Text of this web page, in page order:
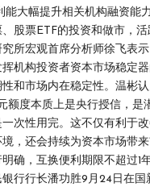
能大幅提升相关机构融资能
、股票ETF的投资和做市，活
究所宏观首席分析师徐飞表
机构投资者资本市场稳定
和市场内在稳定性。温彬
额度本质上是央行授信，是
次性用完。这不仅有利于
，还会持续为资本市场带来
明确，互换便利期限不超过1
行行长潘功胜9月24日在国